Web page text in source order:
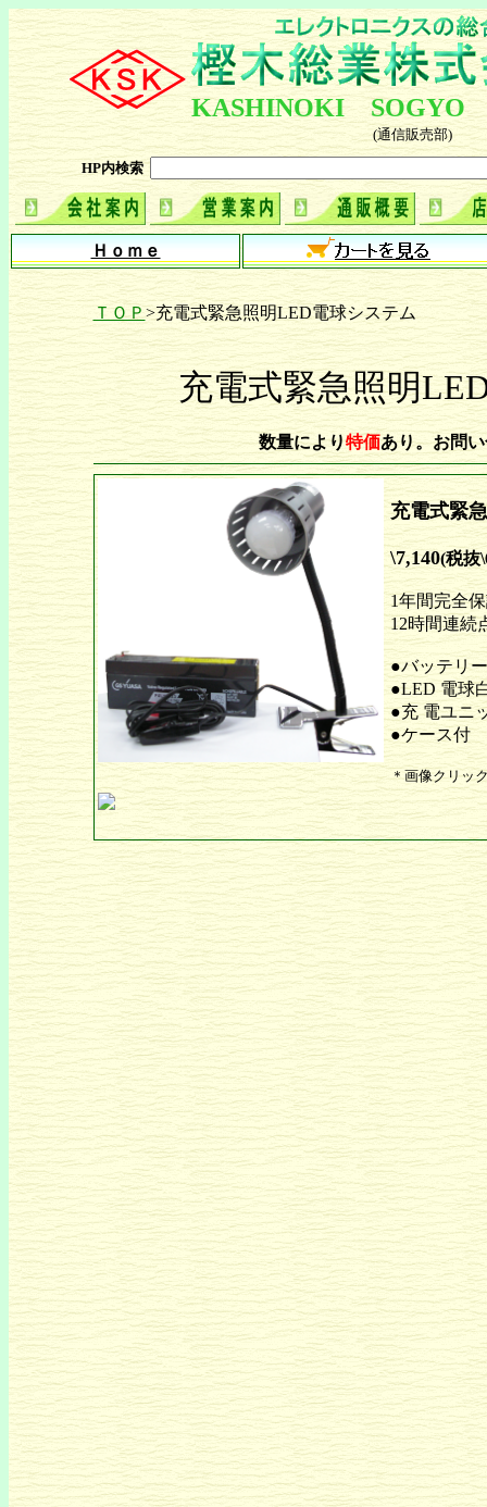
ＴＯＰ>充電式緊急照明LED電球システム
充電式緊急照明
数量により特価あり。お問
充電式緊
\7,140(税抜
1年間完全
12時間連続
●バッテリ
●LED 電球
●充 電ユニ
●ケース付
＊画像クリッ